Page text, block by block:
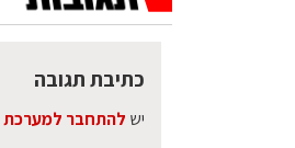
כתיבת תגובה
יש להתחבר למערכת